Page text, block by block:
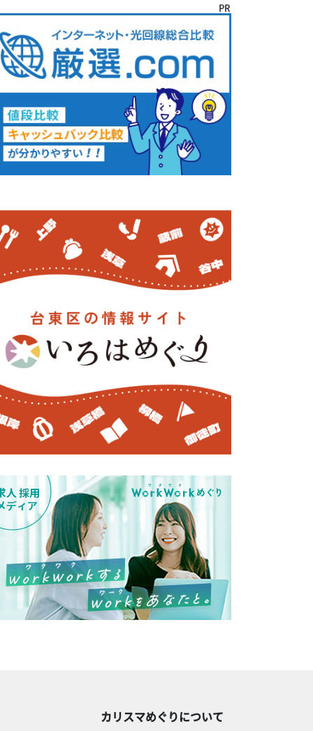
PR
カリスマめぐりについて